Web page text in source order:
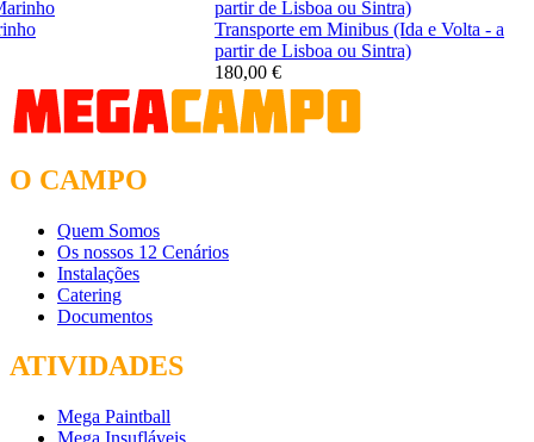
Transporte em Minibus (Ida e Volta - a
partir de Lisboa ou Sintra)
180,00 €
O CAMPO
Quem Somos
Os nossos 12 Cenários
Instalações
Catering
Documentos
ATIVIDADES
Mega Paintball